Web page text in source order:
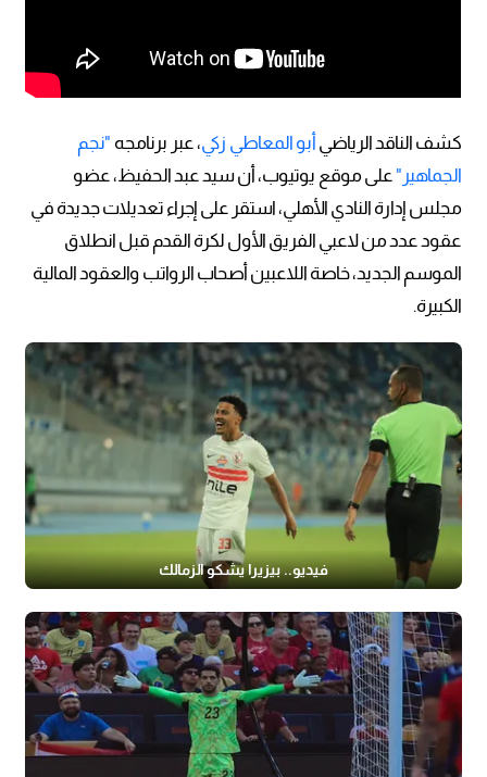
كشف الناقد الرياضيأبو المعاطي زكي، عبر برنامجه "نجم
الجماهير" على موقع يوتيوب، أن سيد عبد الحفيظ، عضو
مجلس إدارة النادي الأهلي، استقر على إجراء تعديلات جديدة في
عقود عدد من لاعبي الفريق الأول لكرة القدم قبل انطلاق
الموسم الجديد، خاصة اللاعبين أصحاب الرواتب والعقود المالية
الكبيرة.
فيديو.. بيزيرا يشكو الزمالك